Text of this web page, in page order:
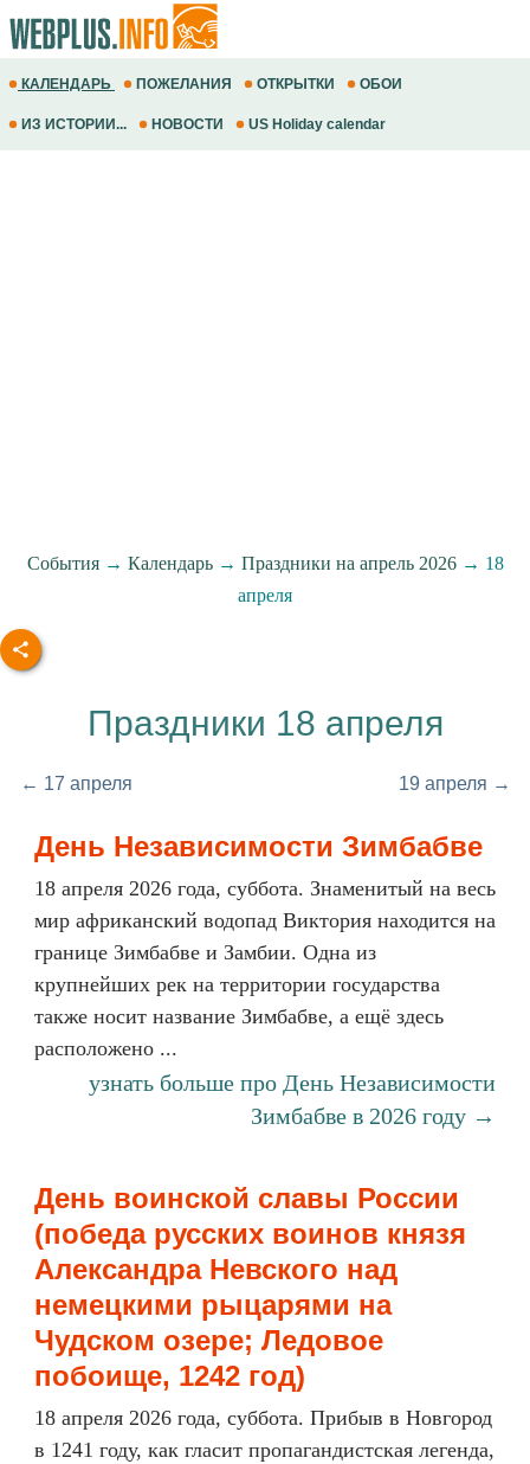
КАЛЕНДАРЬ ПОЖЕЛАНИЯ ОТКРЫТКИ ОБОИ
ИЗ ИСТОРИИ... НОВОСТИ US Holiday calendar
События→ Календарь→ Праздники на апрель 2026→ 18
апреля
Праздники 18 апреля
← 17 апреля 19 апреля →
День Независимости Зимбабве
18 апреля 2026 года, суббота. Знаменитый на весь
мир африканский водопад Виктория находится на
границе Зимбабве и Замбии. Одна из
крупнейших рек на территории государства
также носит название Зимбабве, а ещё здесь
расположено ...
узнать больше про День Независимости
Зимбабве в 2026 году →
День воинской славы России
(победа русских воинов князя
Александра Невского над
немецкими рыцарями на
Чудском озере; Ледовое
побоище, 1242 год)
18 апреля 2026 года, суббота. Прибыв в Новгород
в 1241 году, как гласит пропагандистская легенда,